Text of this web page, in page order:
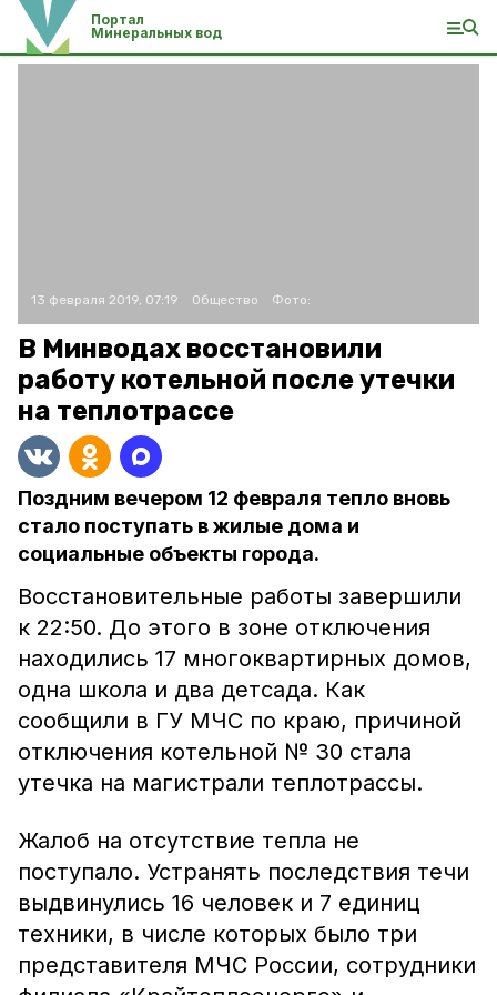
Портал
Минеральных вод
13 февраля 2019, 07:19 Общество Фото:
В Минводах восстановили
работу котельной после утечки
на теплотрассе
Поздним вечером 12 февраля тепло вновь
стало поступать в жилые дома и
социальные объекты города.
Восстановительные работы завершили
к 22:50. До этого в зоне отключения
находились 17 многоквартирных домов,
одна школа и два детсада. Как
сообщили в ГУ МЧС по краю, причиной
отключения котельной № 30 стала
утечка на магистрали теплотрассы.
Жалоб на отсутствие тепла не
поступало. Устранять последствия течи
выдвинулись 16 человек и 7 единиц
техники, в числе которых было три
представителя МЧС России, сотрудники